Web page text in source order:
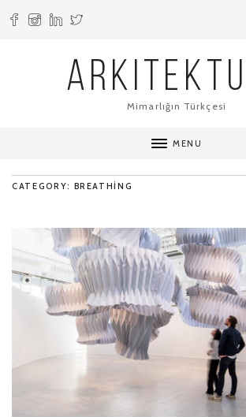
Mimarlığın Türkçesi
MENU
CATEGORY: BREATHING